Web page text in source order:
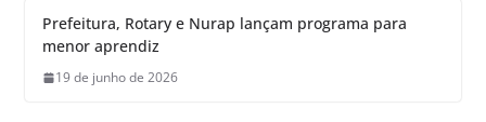
Prefeitura, Rotary e Nurap lançam programa para
menor aprendiz
19 de junho de 2026